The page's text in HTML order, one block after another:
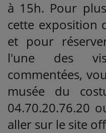
à 15h. Pour
cette exposition
et pour
l'une des
commentées,
musée du
04.70.20.76.20
aller sur le site